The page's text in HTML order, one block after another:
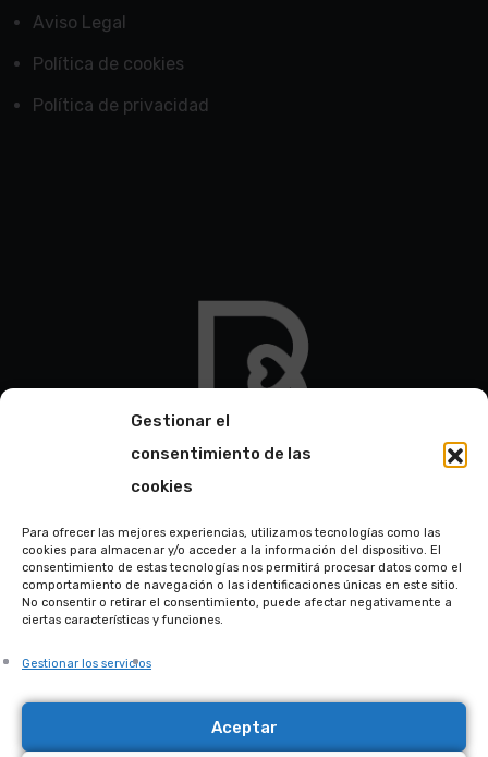
Gestionar el
consentimiento de las
cookies
Para ofrecer las mejores experiencias, utilizamos tecnologías como las
cookies para almacenar y/o acceder a la información del dispositivo. El
consentimiento de estas tecnologías nos permitirá procesar datos como el
comportamiento de navegación o las identificaciones únicas en este sitio.
No consentir o retirar el consentimiento, puede afectar negativamente a
ciertas características y funciones.
Gestionar los servicios
Aceptar
Aviso Legal
Política de cookies
Política de privacidad